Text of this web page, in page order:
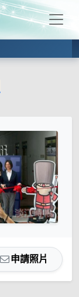
申請照片